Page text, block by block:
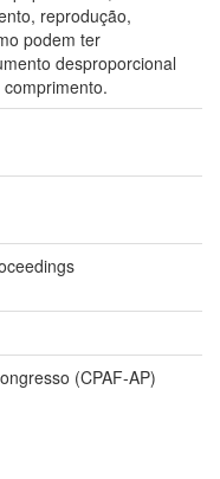
reprodução,
podem ter
desproporcional
(CPAF-AP)